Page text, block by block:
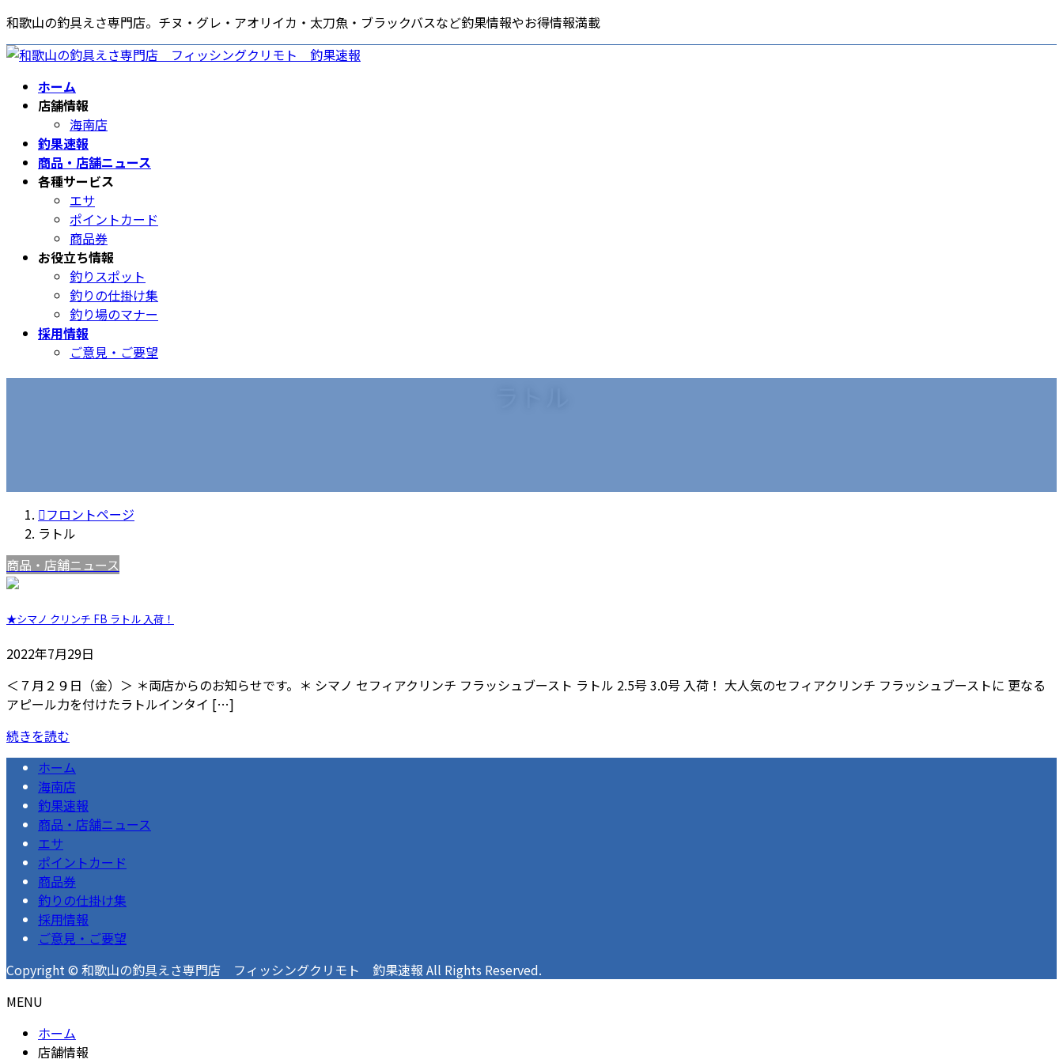
コ
ン
テ
ナ
ビ
ゲ
和歌山の釣具えさ専門店。チヌ・グレ・アオリイカ・太刀魚・ブラックバスなど釣果情報やお得情報満載
ホーム
店舗情報
海南店
釣果速報
商品・店舗ニュース
各種サービス
エサ
ポイントカード
商品券
お役立ち情報
釣りスポット
釣りの仕掛け集
釣り場のマナー
採用情報
ご意見・ご要望
フロントページ
ラトル
商品・店舗ニュース
★シマノ クリンチ FB ラトル 入荷！
2022年7月29日
＜７月２９日（金）＞ ＊両店からのお知らせです。＊ シマノ セフィアクリンチ フラッシュブースト ラトル 2.5号 3.0号 入荷！ 大人気のセフィアクリンチ フラッシュブーストに 更なる
アピール力を付けたラトルインタイ […]
続きを読む
ホーム
海南店
釣果速報
商品・店舗ニュース
エサ
ポイントカード
商品券
釣りの仕掛け集
採用情報
ご意見・ご要望
Copyright © 和歌山の釣具えさ専門店 フィッシングクリモト 釣果速報 All Rights Reserved.
MENU
ホーム
店舗情報